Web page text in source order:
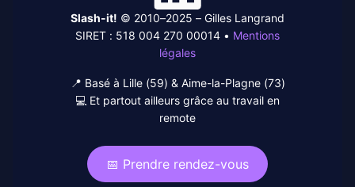
Slash-it! © 2010–2025 – Gilles Langrand
SIRET : 518 004 270 00014 • Mentions
légales
📍 Basé à Lille (59) & Aime-la-Plagne (73)
💻 Et partout ailleurs grâce au travail en
remote
📅 Prendre rendez-vous